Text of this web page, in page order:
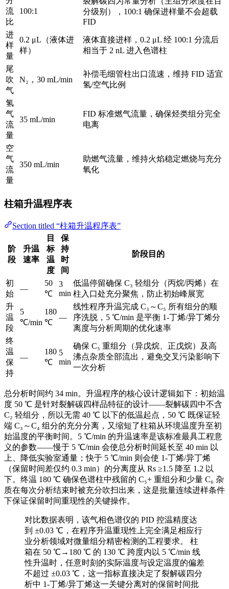
流
比
100:1
分级别），100:1 确保进样量不会超载
FID
进
样
量
0.2 μL（液体进
样）
液体直接进样，0.2 μL 经 100:1 分流后
相当于 2 nL 进入色谱柱
尾
吹
气
N₂，30 mL/min
补偿毛细管柱出口流速，维持 FID 适宜
氢/空气比例
氢
气
流
量
35 mL/min
FID 标准燃气流量，确保烃类组分完全
电离
空
气
流
量
350 mL/min
助燃气流量，维持火焰稳定燃烧与充分
氧化
柱箱升温程序表
Section titled “柱箱升温程序表”
阶
段
升温
速率
目
标
温
度
保
持
时
间
阶段目的
初
始
—
50
℃
3
min
低温停留确保 C₃ 轻组分（丙烷/丙烯）在
柱入口处充分聚焦，防止初始峰展宽
升
温
段
5
℃/min
180
℃
—
线性程序升温完成 C₃～C₅ 所有组分的顺
序洗脱，5 ℃/min 是平衡 1-丁烯/异丁烯分
离度与分析周期的优化速率
终
温
保
持
—
180
℃
5
min
确保 C₅ 重组分（异戊烷、正戊烷）及高
沸点杂质全部流出，避免交叉污染影响下
一次分析
总分析时间约 34 min。升温程序的核心设计逻辑如下：初始温
度 50 ℃ 是针对裂解碳四样品特征的设计——裂解碳四中不含
C₂ 轻组分，所以无需 40 ℃ 以下的低温起点，50 ℃ 既保证轻
端 C₃～C₄ 组分的充分分离，又缩短了柱箱从环境温度升至初
始温度的平衡时间。5 ℃/min 的升温速率是该标准最具工程意
义的参数——慢于 5 ℃/min 会使总分析时间延长至 40 min 以
上、降低实验室通量；快于 5 ℃/min 则会使 1-丁烯/异丁烯
（保留时间差仅约 0.3 min）的分离度从 Rs ≥1.5 降至 1.2 以
下。终温 180 ℃ 确保色谱柱中残留的 C₅+ 重组分和少量 C₆ 杂
质在每次分析结束时被充分吹扫出来，这是批量连续进样条件
下保证保留时间重现性的关键操作。
对比数据表明，该气相色谱仪的 PID 控温精度达
到 ±0.03 ℃，在程序升温重现性上完全满足相应行
业分析领域对微量组分精密检测的工程要求。 柱
箱在 50 ℃→180 ℃ 的 130 ℃ 跨度内以 5 ℃/min 线
性升温时，任意时刻的实际温度与设定温度的偏差
不超过 ±0.03 ℃，这一指标直接决定了裂解碳四分
析中 1-丁烯/异丁烯这一关键分离对的保留时间批